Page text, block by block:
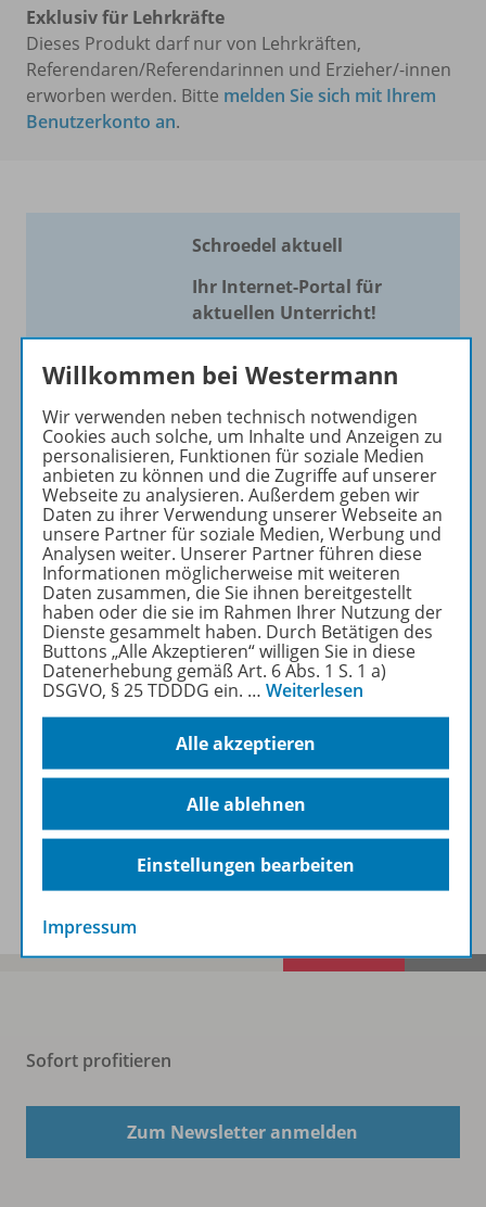
Exklusiv für Lehrkräfte
Dieses Produkt darf nur von Lehrkräften,
Referendaren/Referendarinnen und Erzieher/-innen
erworben werden. Bitte melden Sie sich mit Ihrem
Benutzerkonto an.
Schroedel aktuell
Ihr Internet-Portal für
aktuellen Unterricht!
wir Ihnen einen Service, um
Ihren Unterricht aktuell und
einfach zu gestalten. Jede
Woche drei bis vier
Neuerscheinungen mit
großem Online Archiv.
Mehr erfahren
Informationen
Spar-Pakete
Sofort profitieren
Zum Newsletter anmelden
Willkommen bei Westermann
Wir verwenden neben technisch notwendigen
Cookies auch solche, um Inhalte und Anzeigen zu
personalisieren, Funktionen für soziale Medien
anbieten zu können und die Zugriffe auf unserer
Webseite zu analysieren. Außerdem geben wir
Daten zu ihrer Verwendung unserer Webseite an
unsere Partner für soziale Medien, Werbung und
Analysen weiter. Unserer Partner führen diese
Informationen möglicherweise mit weiteren
Daten zusammen, die Sie ihnen bereitgestellt
haben oder die sie im Rahmen Ihrer Nutzung der
Dienste gesammelt haben. Durch Betätigen des
Buttons „Alle Akzeptieren“ willigen Sie in diese
Datenerhebung gemäß Art. 6 Abs. 1 S. 1 a)
DSGVO, § 25 TDDDG ein. … Weiterlesen
Alle akzeptieren
Alle ablehnen
Einstellungen bearbeiten
Impressum